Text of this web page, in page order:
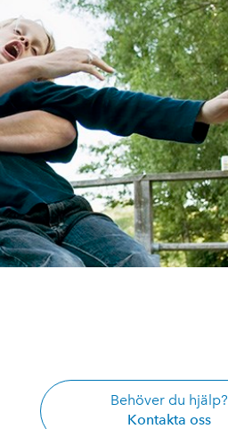
Behöver du hjälp?
Kontakta oss